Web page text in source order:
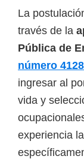
La
través de la
Pública de
número
ingresar al
vida y
experiencia